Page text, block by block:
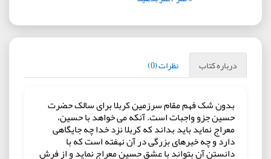
درباره کتاب نظرات (0)
بدون شک فهم مقام سرزمین کربلا برای سالک حضرت
حسین جزو واجبات است. آنکه می خواهد با حسین،
معراج نماید باید بداند که کربلا نزد خدا چه جایگاهی
دارد و چه خبرهای بزرگی در آن نهفته است که با
دانستن آن بتواند با عشق حسین معراج نماید و از فرش